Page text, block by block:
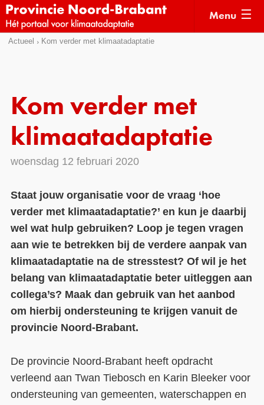
Sla
naar
menu
naar
pagina
inhoud
Menu
Actueel Kom verder met klimaatadaptatie
Kom verder met
klimaatadaptatie
woensdag 12 februari 2020
Staat jouw organisatie voor de vraag ‘hoe
verder met klimaatadaptatie?’ en kun je daarbij
wel wat hulp gebruiken? Loop je tegen vragen
aan wie te betrekken bij de verdere aanpak van
klimaatadaptatie na de stresstest? Of wil je het
belang van klimaatadaptatie beter uitleggen aan
collega’s? Maak dan gebruik van het aanbod
om hierbij ondersteuning te krijgen vanuit de
provincie Noord-Brabant.
De provincie Noord-Brabant heeft opdracht
verleend aan Twan Tiebosch en Karin Bleeker voor
ondersteuning van gemeenten, waterschappen en
Actueel
Klimaatverhalen
Hulpmiddelen
Voorbeelden
Subsidies
Monitoring
Over ons
Weerbaar Dommelland